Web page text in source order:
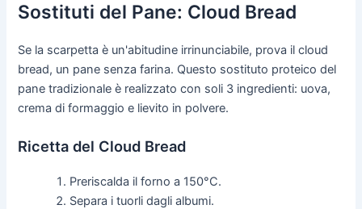
Sostituti del Pane: Cloud Bread
Se la scarpetta è un'abitudine irrinunciabile, prova il cloud
bread, un pane senza farina. Questo sostituto proteico del
pane tradizionale è realizzato con soli 3 ingredienti: uova,
crema di formaggio e lievito in polvere.
Ricetta del Cloud Bread
Preriscalda il forno a 150°C.
Separa i tuorli dagli albumi.